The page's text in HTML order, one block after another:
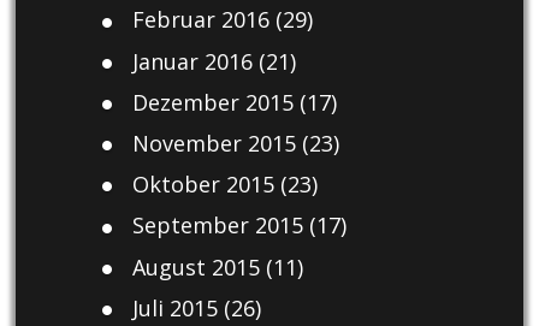
Februar 2016(29)
Januar 2016(21)
Dezember 2015(17)
November 2015(23)
Oktober 2015(23)
September 2015(17)
August 2015(11)
Juli 2015(26)